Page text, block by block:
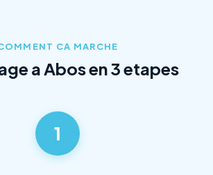
CA MARCHE
a Abos en 3 etapes
1